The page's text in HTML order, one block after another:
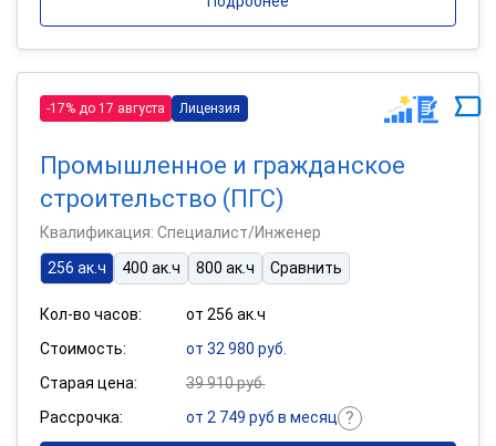
-17% до 17 августа Лицензия
Промышленное и гражданское
строительство (ПГС)
Квалификация: Специалист/Инженер
256 ак.ч
400 ак.ч 800 ак.ч Сравнить
Кол-во часов:
от 256 ак.ч
Стоимость:
от 32 980 руб.
Старая цена:
39 910 руб.
Рассрочка:
от 2 749 руб в месяц